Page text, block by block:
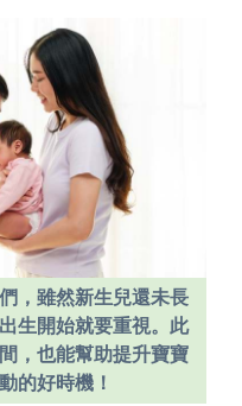
，雖然新生兒還未長
生開始就要重視。此
，也能幫助提升寶寶
的好時機！